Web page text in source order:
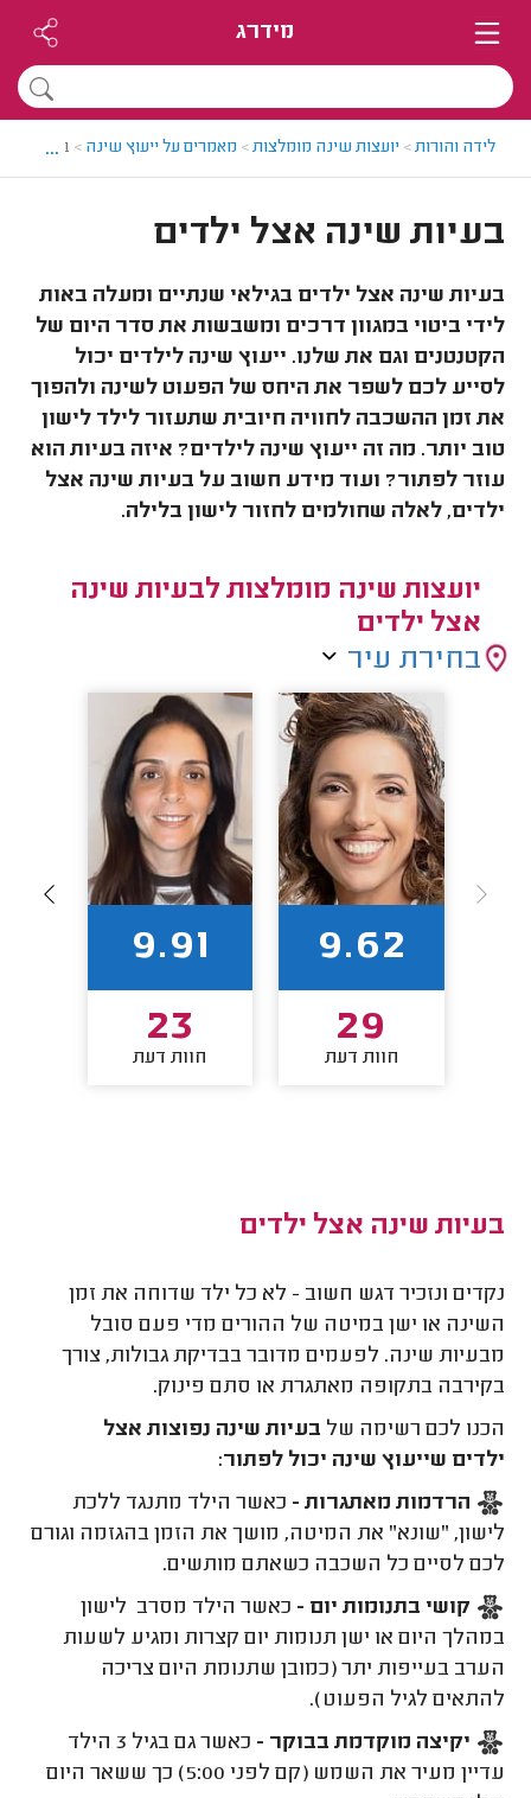
מידרג
לידה והורות> יועצות שינה מומלצות> מאמרים על ייעוץ שינה > בעיות
...
בעיות שינה אצל ילדים
בעיות שינה אצל ילדים בגילאי שנתיים ומעלה באות
לידי ביטוי במגוון דרכים ומשבשות את סדר היום של
הקטנטנים וגם את שלנו. ייעוץ שינה לילדים יכול
לסייע לכם לשפר את היחס של הפעוט לשינה ולהפוך
את זמן ההשכבה לחוויה חיובית שתעזור לילד לישון
טוב יותר. מה זה ייעוץ שינה לילדים? איזה בעיות הוא
עוזר לפתור? ועוד מידע חשוב על בעיות שינה אצל
ילדים, לאלה שחולמים לחזור לישון בלילה.
יועצות שינה מומלצות לבעיות שינה
אצל ילדים
בחירת עיר
9.62
29
חוות דעת
9.91
23
חוות דעת
בעיות שינה אצל ילדים
נקדים ונזכיר דגש חשוב - לא כל ילד שדוחה את זמן
השינה או ישן במיטה של ההורים מדי פעם סובל
מבעיות שינה. לפעמים מדובר בבדיקת גבולות, צורך
בקירבה בתקופה מאתגרת או סתם פינוק.
הכנו לכם רשימה של בעיות שינה נפוצות אצל
ילדים שייעוץ שינה יכול לפתור:
הרדמות מאתגרות - כאשר הילד מתנגד ללכת
לישון, "שונא" את המיטה, מושך את הזמן בהגזמה וגורם
לכם לסיים כל השכבה כשאתם מותשים.
קושי בתנומות יום - כאשר הילד מסרב לישון
במהלך היום או ישן תנומות יום קצרות ומגיע לשעות
הערב בעייפות יתר (כמובן שתנומת היום צריכה
להתאים לגיל הפעוט).
יקיצה מוקדמת בבוקר -
כאשר גם בגיל 3 הילד
עדיין מעיר את השמש (קם לפני 5:00) כך ששאר היום